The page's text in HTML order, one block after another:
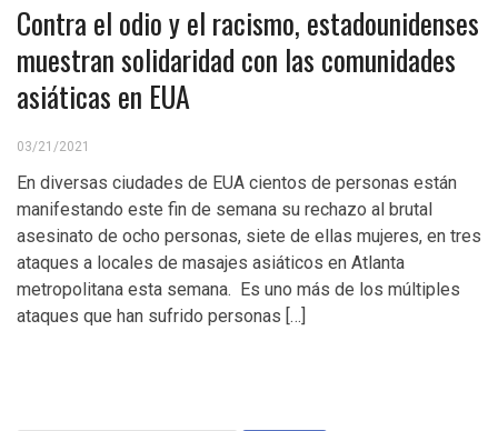
Contra el odio y el racismo, estadounidenses
muestran solidaridad con las comunidades
asiáticas en EUA
03/21/2021
En diversas ciudades de EUA cientos de personas están
manifestando este fin de semana su rechazo al brutal
asesinato de ocho personas, siete de ellas mujeres, en tres
ataques a locales de masajes asiáticos en Atlanta
metropolitana esta semana. Es uno más de los múltiples
ataques que han sufrido personas […]